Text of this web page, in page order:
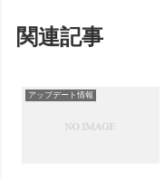
関連記事
アップデート情報